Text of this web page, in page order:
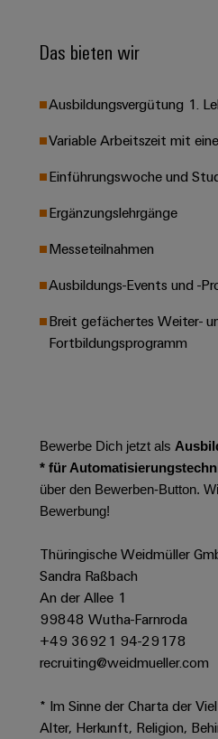
Lösungen
Mobilitat
Bahnverkehr
Schiffbau
Umfassende
Verbindungslösungen
die
maritime
Industrie
Wasseraufbereitung
&
Abwasseraufbereitung
und
Abwasserindustrie
Wasserstoff
Wasserstoff
Schlüsseltechnologie
für
Energiewende
Windenergie
Effizienter
Windparks
Connector
Original
Equipment
(OEM)
Cloud-
Industrial
Service
easyConnect
Werkstatt
&
Werkzeuge
Markierer
Industriedrucker
Cabinet
Infrastructure
Bestückte
Klemmenleisten
Das bieten wir
Ausbildungsvergütung 1.
Variable Arbeitszeit mit
Einführungswoche und
Ergänzungslehrgänge
Messeteilnahmen
Ausbildungs-Events und -
Breit gefächertes Weiter-
Fortbildungsprogramm
Bewerbe Dich jetzt als
* für
über den Bewerben-Button.
Bewerbung!
Thüringische Weidmüller
Sandra Raßbach
An der Allee 1
99848 Wutha-Farnroda
+49 36921 94-29178
recruiting@weidmueller.com
* Im Sinne der Charta der
Alter, Herkunft, Religion,